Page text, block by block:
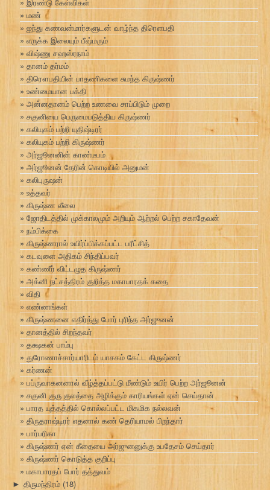
மண்
ஐந்து கணவன்மார்களுடன் வாழ்ந்த திரௌபதி
எருக்க இலையும் பீஷ்மரும்
விஷ்ணு சஹஸ்ரநாம்
தானம் தர்மம்
திரௌபதியின் பாதணிகளை சுமந்த கிருஷ்ணர்
உண்மையான பக்தி
அன்னதானம் பெற்ற உணவை சாப்பிடும் முறை
சகுனியை பெருமைபடுத்திய கிருஷ்ணர்
கலியுகம் பற்றி யுதிஷ்டிரர்
கலியுகம் பற்றி கிருஷ்ணர்
அர்ஜூனனின் காண்டீபம்
அர்ஜூனன் தேரின் கொடியில் அனுமன்
கலிபுருஷன்
உத்தவர்
கிருஷ்ண லீலை
ஜோதிடத்தில் முக்காலமும் அறியும் ஆற்றல் பெற்ற சகாதேவன்
நம்பிக்கை
கிருஷ்ணரால் உயிர்ப்பிக்கப்பட்ட பரீட்சித்
கடவுளை அதிகம் சிந்திப்பவர்
கண்ணீர் விட்டழுத கிருஷ்ணர்
அக்னி நட்சத்திரம் குறித்த மகாபாரதக் கதை
விதி
எண்ணங்கள்
கிருஷ்ணனை எதிர்த்து போர் புரிந்த அர்ஜுனன்
தானத்தில் சிறந்தவர்
தக்ஷகன் பாம்பு
துரோணாச்சார்யாரிடம் யாசகம் கேட்ட கிருஷ்ணர்
கர்ணன்
பப்ருவாகனனால் வீழ்த்தப்பட்டு மீண்டும் உயிர் பெற்ற அர்ஜூனன்
சகுனி குரு குலத்தை அழிக்கும் காரியங்கள் ஏன் செய்தான்
பாரத யுத்தத்தில் கொல்லப்பட்ட மிகமிக நல்லவன்
திருதராஷ்டிரர் எதனால் கண் தெரியாமல் பிறந்தார்
பார்பரிகா
கிருஷ்ணர் ஏன் கீதையை அர்ஜுனனுக்கு உபதேசம் செய்தார்
கிருஷ்ணர் கொடுத்த குறிப்பு
மகாபாரதப் போர் தத்துவம்
► திருமந்திரம் (18)